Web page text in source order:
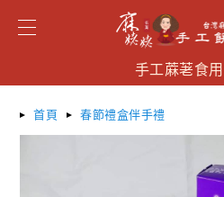
手工蔴荖食用
手工蔴荖食
首頁 春節禮盒伴手禮